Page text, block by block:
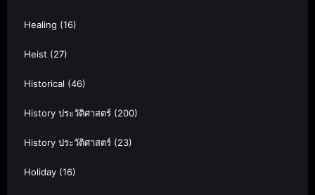
Healing (16)
Heist (27)
Historical (46)
History ประวัติศาสตร์ (200)
History ประวัติศาสตร์ (23)
Holiday (16)